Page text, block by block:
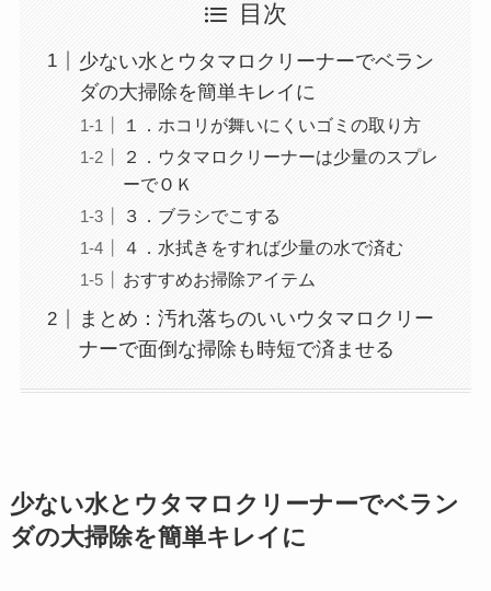
目次
少ない水とウタマロクリーナーでベラン
ダの大掃除を簡単キレイに
１．ホコリが舞いにくいゴミの取り方
２．ウタマロクリーナーは少量のスプレ
ーでＯＫ
３．ブラシでこする
４．水拭きをすれば少量の水で済む
おすすめお掃除アイテム
まとめ：汚れ落ちのいいウタマロクリー
ナーで面倒な掃除も時短で済ませる
少ない水とウタマロクリーナーでベラン
ダの大掃除を簡単キレイに